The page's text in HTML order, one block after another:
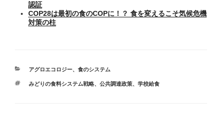
認証
COP28は最初の食のCOPに！？ 食を変えるこそ気候危機
対策の柱
カ
ゴ
アグロエコロジー、 食のシステム
タ
みどりの食料システム戦略、 公共調達政策、 学校給食